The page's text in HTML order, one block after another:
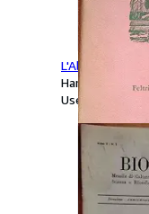
L'Aleph
Hardcover
Used